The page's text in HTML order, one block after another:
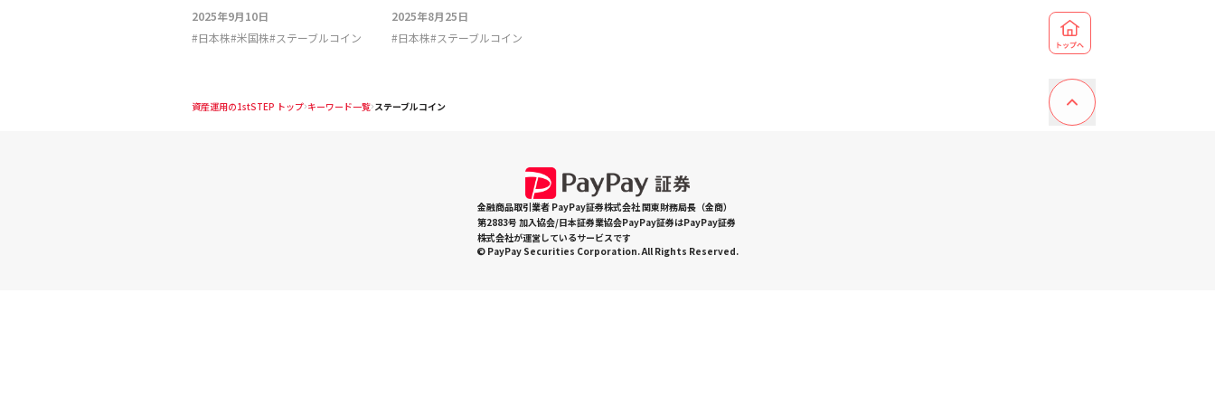
2025年9月10日
#日本株#米国株#ステーブルコイン
2025年8月25日
#日本株#ステーブルコイン
資産運用の1stSTEP トップ キーワード一覧 ステーブルコイン
金融商品取引業者 PayPay証券株式会社 関東財務局長（金商）
第2883号 加入協会/日本証券業協会PayPay証券はPayPay証券
株式会社が運営しているサービスです
© PayPay Securities Corporation. All Rights Reserved.